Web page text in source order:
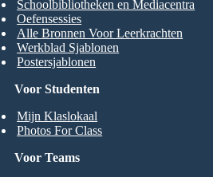
Voor Studenten
Mijn Klaslokaal
Photos For Class
Schoolbibliotheken en Mediacentra
Oefensessies
Alle Bronnen Voor Leerkrachten
Werkblad Sjablonen
Postersjablonen
Voor Teams